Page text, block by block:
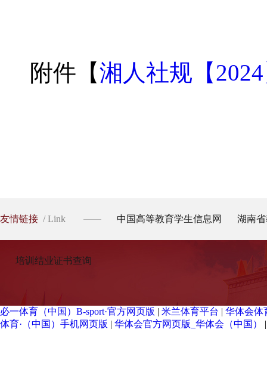
附件【湘人社规【
友情链接 / Link 中国高等教育学生信息网 湖南
培训结业证书查询
必一体育（中国）B-sport·官方网页版 | 米兰体育平台 | 华体会体
体育·（中国）手机网页版 | 华体会官方网页版_华体会（中国） |